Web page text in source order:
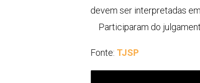
devem ser interpretadas
Participaram do
Fonte: TJSP